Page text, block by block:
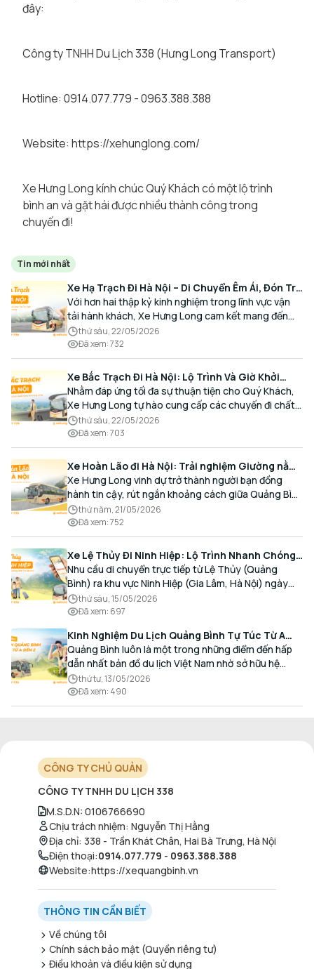
đây:
Công ty TNHH Du Lịch 338 (Hưng Long Transport)
Hotline: 0914.077.779 - 0963.388.388
Website: https://xehunglong.com/
Xe Hưng Long kính chúc Quý Khách có một lộ trình
bình an và gặt hái được nhiều thành công trong
chuyến đi!
Tin mới nhất
Xe Hạ Trạch Đi Hà Nội – Di Chuyển Êm Ái, Đón Trả
Tận Nơi Cùng Xe Hưng Long
Với hơn hai thập kỷ kinh nghiệm trong lĩnh vực vận
tải hành khách, Xe Hưng Long cam kết mang đến
cho Quý Khách một hành trình di chuyển trọn vẹn,
thoải mái và đúng giờ.
thứ sáu, 22/05/2026
Đã xem:732
Xe Bắc Trạch Đi Hà Nội: Lộ Trình Và Giờ Khởi
Hành Cùng Xe Hưng Long
Nhằm đáp ứng tối đa sự thuận tiện cho Quý Khách,
Xe Hưng Long tự hào cung cấp các chuyến đi chất
lượng cao, an toàn với lịch trình linh hoạt mỗi ngày.
thứ sáu, 22/05/2026
Đã xem:703
Xe Hoàn Lão đi Hà Nội: Trải nghiệm Giường nằm
Cao cấp, Đón trả Tận nơi
Xe Hưng Long vinh dự trở thành người bạn đồng
hành tin cậy, rút ngắn khoảng cách giữa Quảng Bình
và Thủ đô bằng chất lượng dịch vụ chuẩn mực.
thứ năm, 21/05/2026
Đã xem:752
Xe Lệ Thủy Đi Ninh Hiệp: Lộ Trình Nhanh Chóng,
Đón Trả Tận Nơi
Nhu cầu di chuyển trực tiếp từ Lệ Thủy (Quảng
Bình) ra khu vực Ninh Hiệp (Gia Lâm, Hà Nội) ngày
càng gia tăng, đặc biệt đối với các hành khách có
nhu cầu giao thương, kinh doanh và mua sắm.
thứ sáu, 15/05/2026
Đã xem: 697
Kinh Nghiệm Du Lịch Quảng Bình Tự Túc Từ A
Đến Z Chi Tiết Nhất
Quảng Bình luôn là một trong những điểm đến hấp
dẫn nhất bản đồ du lịch Việt Nam nhờ sở hữu hệ
thống hang động kỳ vĩ, những bãi biển hoang sơ và
nét ẩm thực đậm đà bản sắc.
thứ tư, 13/05/2026
Đã xem: 490
CÔNG TY CHỦ QUẢN
CÔNG TY TNHH DU LỊCH 338
M.S.D.N: 0106766690
Chịu trách nhiệm: Nguyễn Thị Hằng
Địa chỉ: 338 - Trần Khát Chân, Hai Bà Trưng, Hà Nội
Điện thoại:0914.077.779 - 0963.388.388
Website:https://xequangbinh.vn
THÔNG TIN CẦN BIẾT
Về chúng tôi
Chính sách bảo mật (Quyền riêng tư)
Điều khoản và điều kiện sử dụng